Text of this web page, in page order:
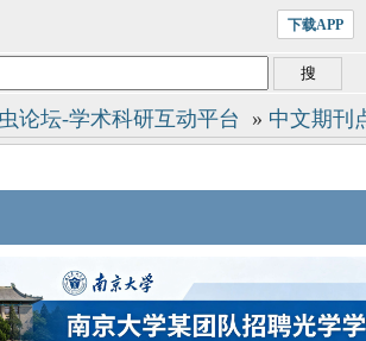
下载APP
论坛-学术科研互动平台 » 中文期刊